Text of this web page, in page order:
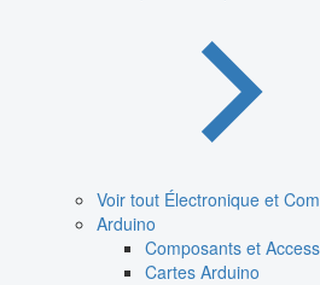
Voir tout Électronique et
Arduino
Composants et
Cartes Arduino